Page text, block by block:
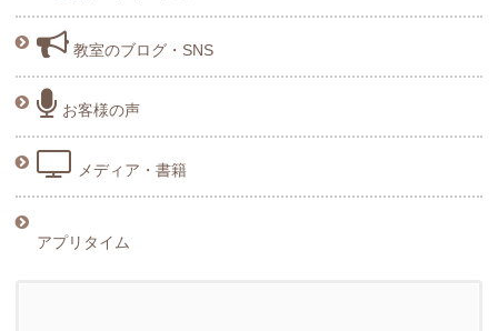
教室のブログ・SNS
お客様の声
メディア・書籍
アプリタイム